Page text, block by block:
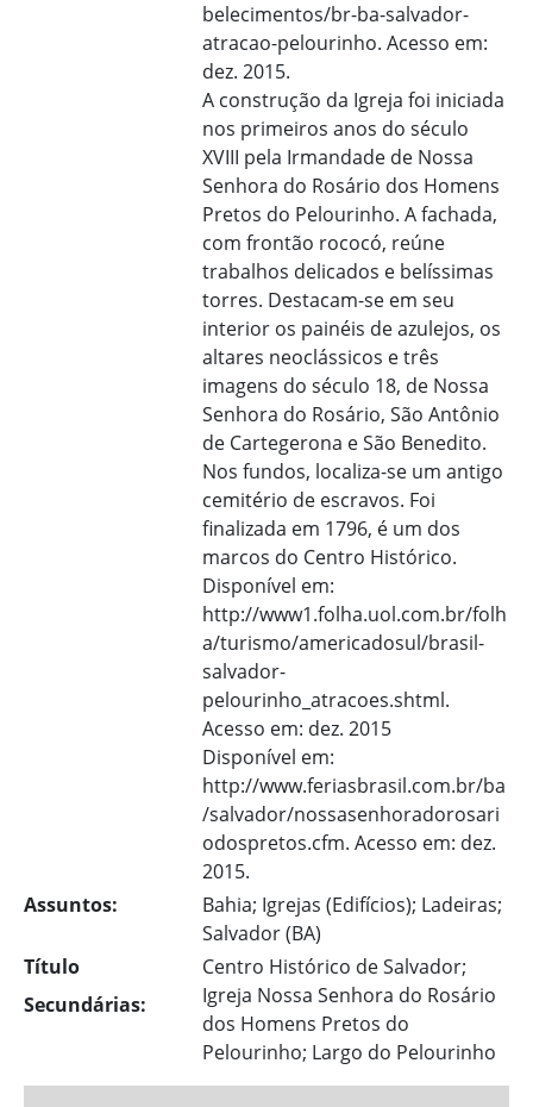
belecimentos/br-ba-salvador-
atracao-pelourinho. Acesso em:
dez. 2015.
A construção da Igreja foi iniciada
nos primeiros anos do século
XVIII pela Irmandade de Nossa
Senhora do Rosário dos Homens
Pretos do Pelourinho. A fachada,
com frontão rococó, reúne
trabalhos delicados e belíssimas
torres. Destacam-se em seu
interior os painéis de azulejos, os
altares neoclássicos e três
imagens do século 18, de Nossa
Senhora do Rosário, São Antônio
de Cartegerona e São Benedito.
Nos fundos, localiza-se um antigo
cemitério de escravos. Foi
finalizada em 1796, é um dos
marcos do Centro Histórico.
Disponível em:
http://www1.folha.uol.com.br/folh
a/turismo/americadosul/brasil-
salvador-
pelourinho_atracoes.shtml.
Acesso em: dez. 2015
Disponível em:
http://www.feriasbrasil.com.br/ba
/salvador/nossasenhoradorosari
odospretos.cfm. Acesso em: dez.
2015.
Assuntos:
Bahia; Igrejas (Edifícios); Ladeiras;
Salvador (BA)
Título
Secundárias:
Centro Histórico de Salvador;
Igreja Nossa Senhora do Rosário
dos Homens Pretos do
Pelourinho; Largo do Pelourinho